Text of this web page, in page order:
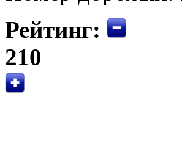
Рейтинг:
210